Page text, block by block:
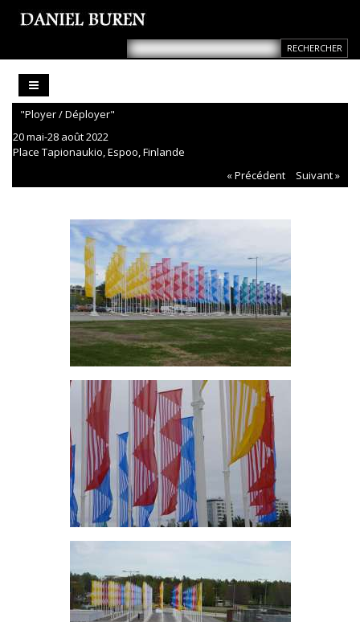
"Ployer / Déployer"
20 mai-28 août 2022
Place Tapionaukio, Espoo, Finlande
« Précédent
Suivant »